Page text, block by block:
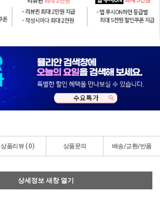
상품리뷰 (0) 상품문의 배송/교환/반품
상세정보 새창 열기